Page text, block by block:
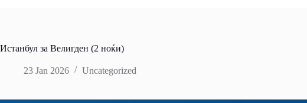
Истанбул за Велигден (2 ноќи)
23 Jan 2026 Uncategorized